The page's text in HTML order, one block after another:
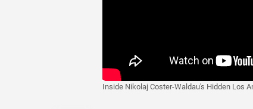
Inside Nikolaj Coster-Waldau's Hidden Los